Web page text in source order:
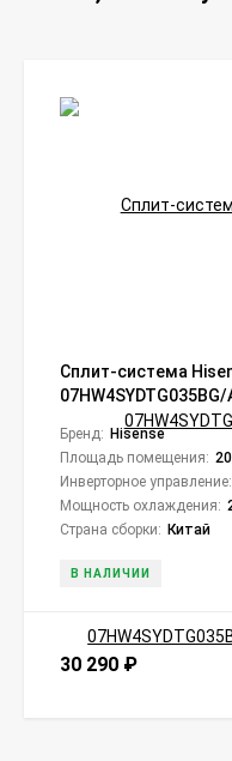
Сплит-система
07HW4SYDTG035ВG/
07HW4SYDTG035ВW
Бренд: Hisense
Площадь помещения:
Инверторное управление:
Мощность охлаждения:
Страна сборки: Китай
В НАЛИЧИИ
30 290 ₽